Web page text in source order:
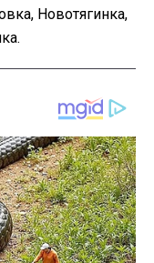
Новотягинка,